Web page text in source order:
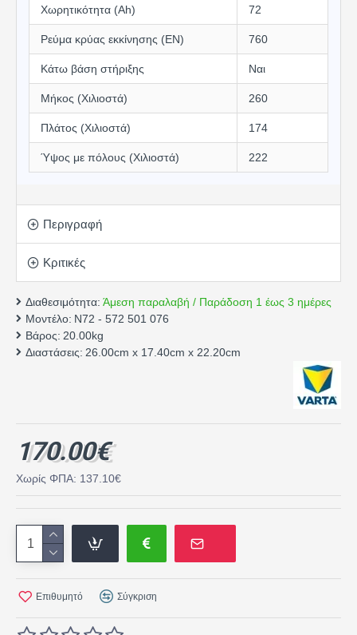
Χωρητικότητα (Αh) 72
Ρεύμα κρύας εκκίνησης (EN) 760
Κάτω βάση στήριξης Ναι
Μήκος (Χιλιοστά) 260
Πλάτος (Χιλιοστά) 174
Ύψος με πόλους (Χιλιοστά) 222
Περιγραφή
Κριτικές
Διαθεσιμότητα: Άμεση παραλαβή / Παράδοση 1 έως 3 ημέρες
Μοντέλο: N72 - 572 501 076
Βάρος: 20.00kg
Διαστάσεις: 26.00cm x 17.40cm x 22.20cm
170.00€
Χωρίς ΦΠΑ: 137.10€
Επιθυμητό Σύγκριση